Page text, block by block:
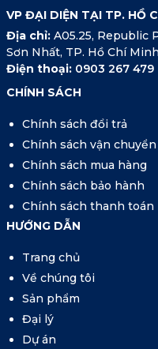
VP ĐẠI DIỆN TẠI TP. HỒ
Địa chỉ: A05.25, Republic
Sơn Nhất, TP. Hồ Chí Minh
Điện thoại: 0903 267 479
CHÍNH SÁCH
Chính sách đổi trả
Chính sách vận chuyển
Chính sách mua hàng
Chính sách bảo hành
Chính sách thanh toán
HƯỚNG DẪN
Trang chủ
Về chúng tôi
Sản phẩm
Đại lý
Dự án